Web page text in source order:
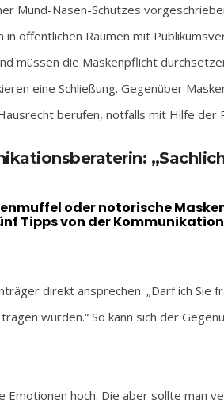
Mund-Nasen-Schutzes
öffentlichen Räumen mit
müssen die Maskenpflicht
eine Schließung. Gegenüber
berufen, notfalls mit Hilfe der
oder notorische
Tipps von der
direkt ansprechen: „Darf ich Sie
würden.“ So kann sich der
Emotionen hoch. Die aber sollte man